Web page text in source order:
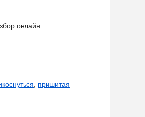
онлайн:
пришитая